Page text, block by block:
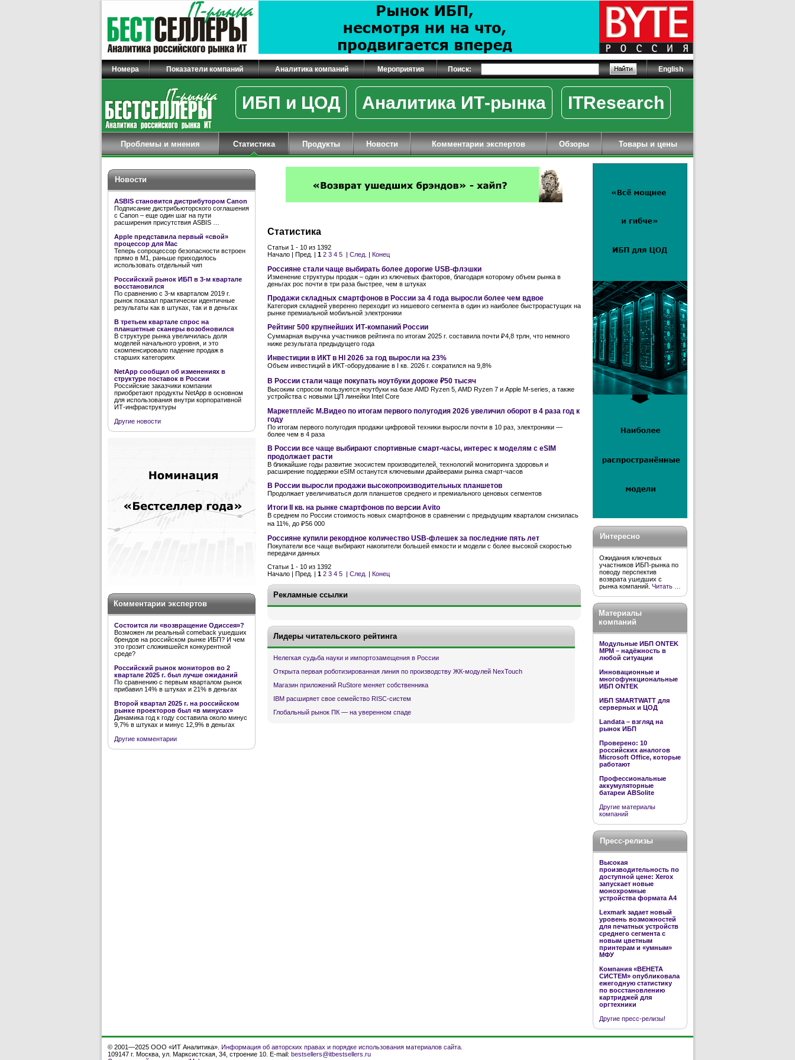
Номера Показатели компаний Аналитика компаний Мероприятия Поиск: English
ИБП и ЦОД Аналитика ИТ-рынка ITResearch
Проблемы и мнения Статистика Продукты Новости Комментарии экспертов Обзоры Товары и цены
Новости
ASBIS становится дистрибутором Canon
Подписание дистрибьюторского соглашения
с Canon – еще один шаг на пути
расширения присутствия ASBIS …
Apple представила первый «свой»
процессор для Mac
Теперь сопроцессор безопасности встроен
прямо в M1, раньше приходилось
использовать отдельный чип
Российский рынок ИБП в 3-м квартале
восстановился
По сравнению с 3-м кварталом 2019 г.
рынок показал практически идентичные
результаты как в штуках, так и в деньгах
В третьем квартале спрос на
планшетные сканеры возобновился
В структуре рынка увеличилась доля
моделей начального уровня, и это
скомпенсировало падение продаж в
старших категориях
NetApp сообщил об изменениях в
структуре поставок в России
Российские заказчики компании
приобретают продукты NetApp в основном
для использования внутри корпоративной
ИТ-инфраструктуры
Другие новости
Комментарии экспертов
Состоится ли «возвращение Одиссея»?
Возможен ли реальный comeback ушедших
брендов на российском рынке ИБП? И чем
это грозит сложившейся конкурентной
среде?
Российский рынок мониторов во 2
квартале 2025 г. был лучше ожиданий
По сравнению с первым кварталом рынок
прибавил 14% в штуках и 21% в деньгах
Второй квартал 2025 г. на российском
рынке проекторов был «в минусах»
Динамика год к году составила около минус
9,7% в штуках и минус 12,9% в деньгах
Другие комментарии
Статистика
Статьи 1 - 10 из 1392
Начало | Пред. | 1 2 3 4 5 След. Конец
Россияне стали чаще выбирать более дорогие USB-флэшки
Изменение структуры продаж – один из ключевых факторов, благодаря которому объем рынка в
деньгах рос почти в три раза быстрее, чем в штуках
Продажи складных смартфонов в России за 4 года выросли более чем вдвое
Категория складней уверенно переходит из нишевого сегмента в один из наиболее быстрорастущих на
рынке премиальной мобильной электроники
Рейтинг 500 крупнейших ИТ-компаний России
Суммарная выручка участников рейтинга по итогам 2025 г. составила почти ₽4,8 трлн, что немного
ниже результата предыдущего года
Инвестиции в ИКТ в НI 2026 за год выросли на 23%
Объем инвестиций в ИКТ-оборудование в I кв. 2026 г. сократился на 9,8%
В России стали чаще покупать ноутбуки дороже ₽50 тысяч
Высоким спросом пользуются ноутбуки на базе AMD Ryzen 5, AMD Ryzen 7 и Apple M-series, а также
устройства с новыми ЦП линейки Intel Core
Маркетплейс М.Видео по итогам первого полугодия 2026 увеличил оборот в 4 раза год к
году
По итогам первого полугодия продажи цифровой техники выросли почти в 10 раз, электроники —
более чем в 4 раза
В России все чаще выбирают спортивные смарт-часы, интерес к моделям с eSIM
продолжает расти
В ближайшие годы развитие экосистем производителей, технологий мониторинга здоровья и
расширение поддержки eSIM останутся ключевыми драйверами рынка смарт-часов
В России выросли продажи высокопроизводительных планшетов
Продолжает увеличиваться доля планшетов среднего и премиального ценовых сегментов
Итоги II кв. на рынке смартфонов по версии Avito
В среднем по России стоимость новых смартфонов в сравнении с предыдущим кварталом снизилась
на 11%, до ₽56 000
Россияне купили рекордное количество USB-флешек за последние пять лет
Покупатели все чаще выбирают накопители большей емкости и модели с более высокой скоростью
передачи данных
Статьи 1 - 10 из 1392
Начало | Пред. | 1 2 3 4 5 След. Конец
Рекламные ссылки
Лидеры читательского рейтинга
Нелегкая судьба науки и импортозамещения в России
Открыта первая роботизированная линия по производству ЖК-модулей NexTouch
Магазин приложений RuStore меняет собственника
IBM расширяет свое семейство RISC-систем
Глобальный рынок ПК — на уверенном спаде
Интересно
Ожидания ключевых
участников ИБП-рынка по
поводу перспектив
возврата ушедших с
рынка компаний. Читать …
Материалы
компаний
Модульные ИБП ONTEK
MPM – надёжность в
любой ситуации
Инновационные и
многофункциональные
ИБП ONTEK
ИБП SMARTWATT для
серверных и ЦОД
Landata – взгляд на
рынок ИБП
Проверено: 10
российских аналогов
Microsoft Office, которые
работают
Профессиональные
аккумуляторные
батареи ABSolite
Другие материалы
компаний
Пресс-релизы
Высокая
производительность по
доступной цене: Xerox
запускает новые
монохромные
устройства формата А4
Lexmark задает новый
уровень возможностей
для печатных устройств
среднего сегмента с
новым цветным
принтерам и «умным»
МФУ
Компания «ВЕНЕТА
СИСТЕМ» опубликовала
ежегодную статистику
по восстановлению
картриджей для
оргтехники
Другие пресс-релизы!
© 2001—2025 ООО «ИТ Аналитика». Информация об авторских правах и порядке использования материалов сайта
109147 г. Москва, ул. Марксистская, 34, строение 10. E-mail: bestsellers@itbestsellers.ru